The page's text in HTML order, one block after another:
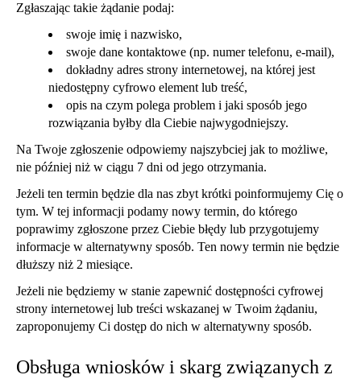
Zgłaszając takie żądanie podaj:
swoje imię i nazwisko,
swoje dane kontaktowe (np. numer telefonu, e-mail),
dokładny adres strony internetowej, na której jest
niedostępny cyfrowo element lub treść,
opis na czym polega problem i jaki sposób jego
rozwiązania byłby dla Ciebie najwygodniejszy.
Na Twoje zgłoszenie odpowiemy najszybciej jak to możliwe,
nie później niż w ciągu 7 dni od jego otrzymania.
Jeżeli ten termin będzie dla nas zbyt krótki poinformujemy Cię o
tym. W tej informacji podamy nowy termin, do którego
poprawimy zgłoszone przez Ciebie błędy lub przygotujemy
informacje w alternatywny sposób. Ten nowy termin nie będzie
dłuższy niż 2 miesiące.
Jeżeli nie będziemy w stanie zapewnić dostępności cyfrowej
strony internetowej lub treści wskazanej w Twoim żądaniu,
zaproponujemy Ci dostęp do nich w alternatywny sposób.
Obsługa wniosków i skarg związanych z